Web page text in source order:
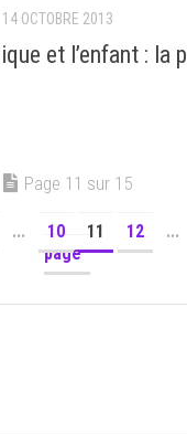
14 OCTOBRE 2013
et l’enfant : la
Page 11 sur 15
... 10 11 12 ...
page